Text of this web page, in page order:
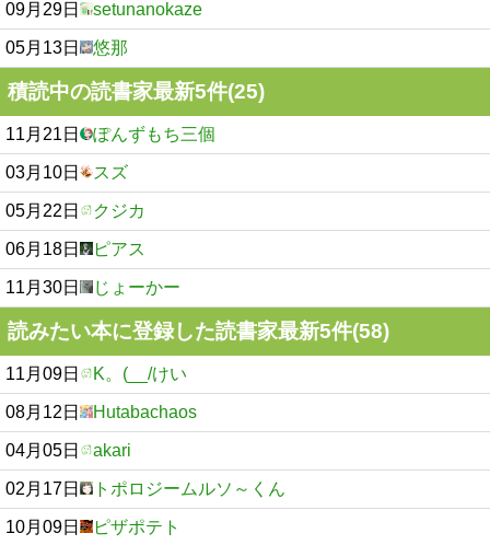
09月29日 setunanokaze
05月13日 悠那
積読中の読書家最新5件(25)
11月21日 ぽんずもち三個
03月10日 スズ
05月22日 クジカ
06月18日 ピアス
11月30日 じょーかー
読みたい本に登録した読書家最新5件(58)
11月09日 K。(__/けい
08月12日 Hutabachaos
04月05日 akari
02月17日 トポロジームルソ～くん
10月09日 ピザポテト